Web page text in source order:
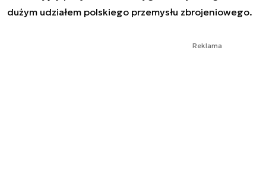
dużym udziałem polskiego przemysłu zbrojeniowego.
Reklama